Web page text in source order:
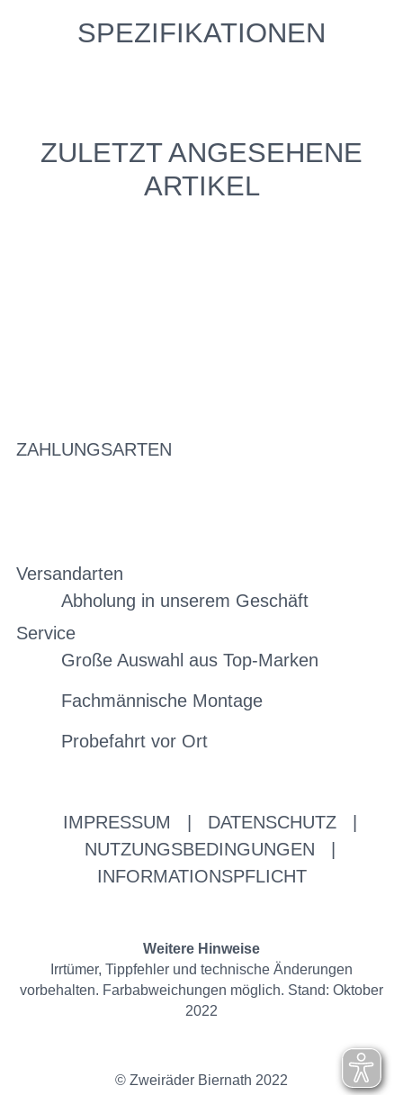
SPEZIFIKATIONEN
ZULETZT ANGESEHENE
ARTIKEL
ZAHLUNGSARTEN
Versandarten
Abholung in unserem Geschäft
Service
Große Auswahl aus Top-Marken
Fachmännische Montage
Probefahrt vor Ort
IMPRESSUM DATENSCHUTZ
NUTZUNGSBEDINGUNGEN
INFORMATIONSPFLICHT
Weitere Hinweise
Irrtümer, Tippfehler und technische Änderungen
vorbehalten. Farbabweichungen möglich. Stand: Oktober
2022
© Zweiräder Biernath 2022